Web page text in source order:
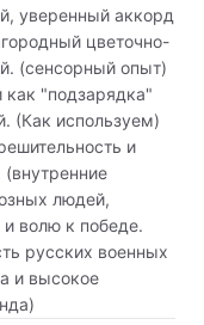
уверенный аккорд
цветочно-
(сенсорный опыт)
как "подзарядка"
(Как используем)
и
людей,
волю к победе.
русских военных
и высокое